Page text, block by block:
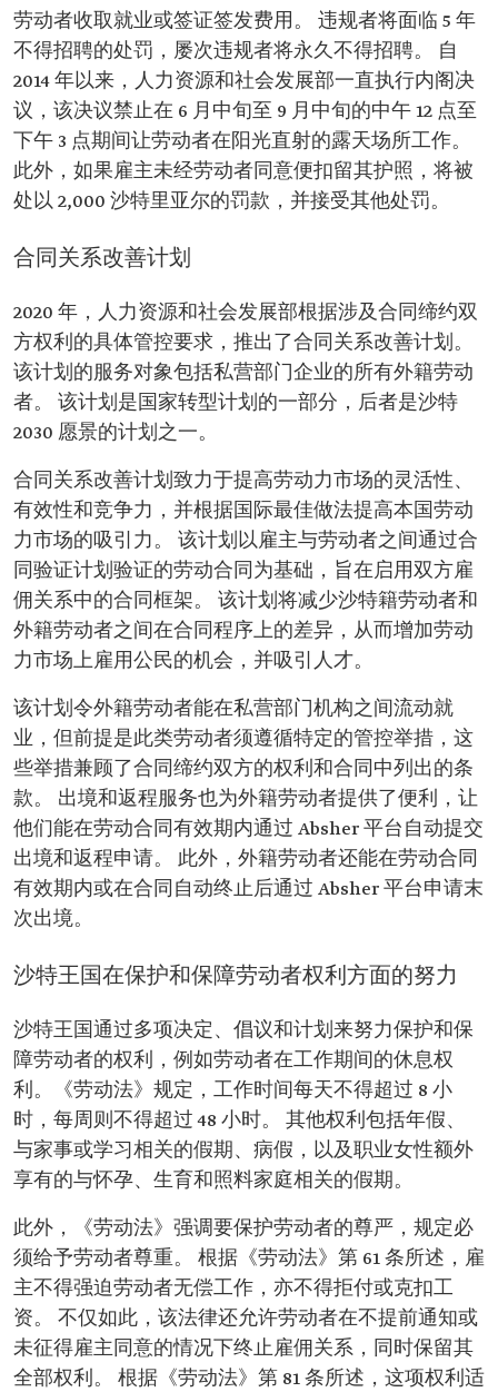
劳动者收取就业或签证签发费用。 违规者将面临 5 年
不得招聘的处罚，屡次违规者将永久不得招聘。 自
2014 年以来，人力资源和社会发展部一直执行内阁决
议，该决议禁止在 6 月中旬至 9 月中旬的中午 12 点至
下午 3 点期间让劳动者在阳光直射的露天场所工作。
此外，如果雇主未经劳动者同意便扣留其护照，将被
处以 2,000 沙特里亚尔的罚款，并接受其他处罚。
合同关系改善计划
2020 年，人力资源和社会发展部根据涉及合同缔约双
方权利的具体管控要求，推出了合同关系改善计划。
该计划的服务对象包括私营部门企业的所有外籍劳动
者。 该计划是国家转型计划的一部分，后者是沙特
2030 愿景的计划之一。
合同关系改善计划致力于提高劳动力市场的灵活性、
有效性和竞争力，并根据国际最佳做法提高本国劳动
力市场的吸引力。 该计划以雇主与劳动者之间通过合
同验证计划验证的劳动合同为基础，旨在启用双方雇
佣关系中的合同框架。 该计划将减少沙特籍劳动者和
外籍劳动者之间在合同程序上的差异，从而增加劳动
力市场上雇用公民的机会，并吸引人才。
该计划令外籍劳动者能在私营部门机构之间流动就
业，但前提是此类劳动者须遵循特定的管控举措，这
些举措兼顾了合同缔约双方的权利和合同中列出的条
款。 出境和返程服务也为外籍劳动者提供了便利，让
他们能在劳动合同有效期内通过 Absher 平台自动提交
出境和返程申请。 此外，外籍劳动者还能在劳动合同
有效期内或在合同自动终止后通过 Absher 平台申请末
次出境。
沙特王国在保护和保障劳动者权利方面的努力
沙特王国通过多项决定、倡议和计划来努力保护和保
障劳动者的权利，例如劳动者在工作期间的休息权
利。《劳动法》规定，工作时间每天不得超过 8 小
时，每周则不得超过 48 小时。 其他权利包括年假、
与家事或学习相关的假期、病假，以及职业女性额外
享有的与怀孕、生育和照料家庭相关的假期。
此外，《劳动法》强调要保护劳动者的尊严，规定必
须给予劳动者尊重。 根据《劳动法》第 61 条所述，雇
主不得强迫劳动者无偿工作，亦不得拒付或克扣工
资。 不仅如此，该法律还允许劳动者在不提前通知或
未征得雇主同意的情况下终止雇佣关系，同时保留其
全部权利。 根据《劳动法》第 81 条所述，这项权利适